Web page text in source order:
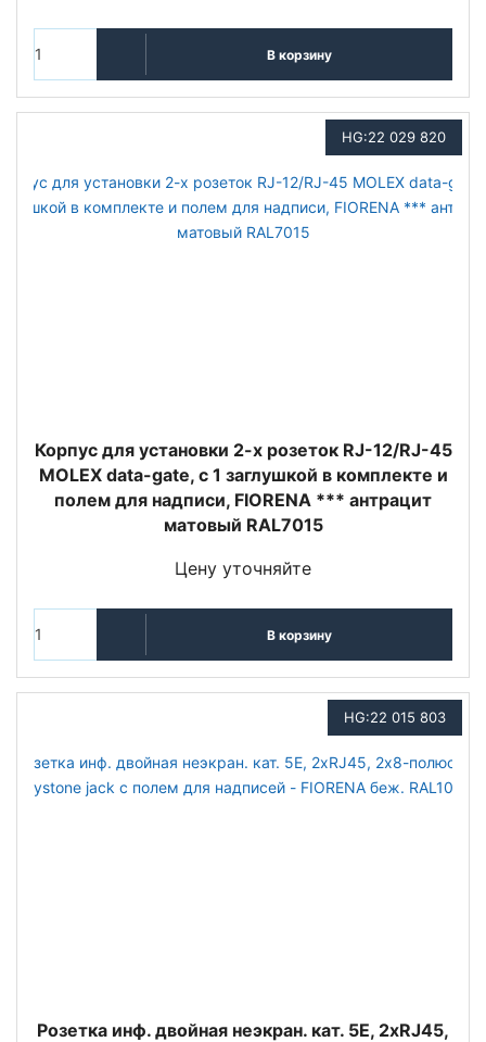
В корзину
HG:22 029 820
Корпус для установки 2-х розеток RJ-12/RJ-45
MOLEX data-gate, с 1 заглушкой в комплекте и
полем для надписи, FIORENA *** антрацит
матовый RAL7015
Цену уточняйте
В корзину
HG:22 015 803
Розетка инф. двойная неэкран. кат. 5E, 2хRJ45,